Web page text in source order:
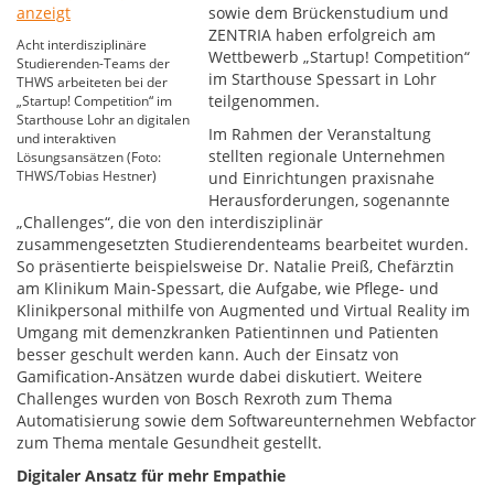
Acht interdisziplinäre
Studierenden-Teams der
THWS arbeiteten bei der
„Startup! Competition“ im
Starthouse Lohr an digitalen
und interaktiven
Lösungsansätzen (Foto:
THWS/Tobias Hestner)
sowie dem Brückenstudium und
ZENTRIA haben erfolgreich am
Wettbewerb „Startup! Competition“
im Starthouse Spessart in Lohr
teilgenommen.
Im Rahmen der Veranstaltung
stellten regionale Unternehmen
und Einrichtungen praxisnahe
Herausforderungen, sogenannte
„Challenges“, die von den interdisziplinär
zusammengesetzten Studierendenteams bearbeitet wurden.
So präsentierte beispielsweise Dr. Natalie Preiß, Chefärztin
am Klinikum Main-Spessart, die Aufgabe, wie Pflege- und
Klinikpersonal mithilfe von Augmented und Virtual Reality im
Umgang mit demenzkranken Patientinnen und Patienten
besser geschult werden kann. Auch der Einsatz von
Gamification-Ansätzen wurde dabei diskutiert. Weitere
Challenges wurden von Bosch Rexroth zum Thema
Automatisierung sowie dem Softwareunternehmen Webfactor
zum Thema mentale Gesundheit gestellt.
Digitaler Ansatz für mehr Empathie